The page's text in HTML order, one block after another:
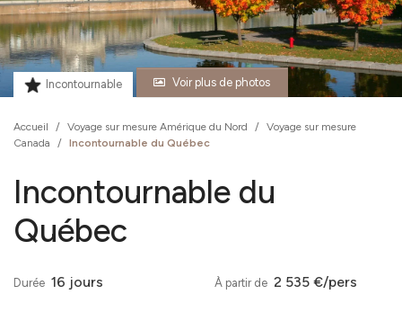
Incontournable Voir plus de photos
Accueil / Voyage sur mesure Amérique du Nord / Voyage sur mesure
Canada
/ Incontournable du Québec
Incontournable du
Québec
Durée 16 jours À partir de 2 535 €/pers